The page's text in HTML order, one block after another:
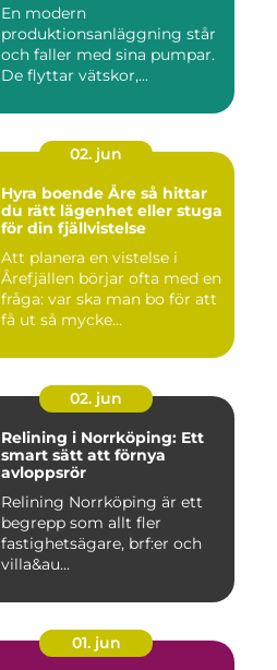
En modern
produktionsanläggning står
och faller med sina pumpar.
De flyttar vätskor,...
02. jun
Hyra boende Åre så hittar
du rätt lägenhet eller stuga
för din fjällvistelse
Att planera en vistelse i
Årefjällen börjar ofta med en
fråga: var ska man bo för att
få ut så mycke...
02. jun
Relining i Norrköping: Ett
smart sätt att förnya
avloppsrör
Relining Norrköping är ett
begrepp som allt fler
fastighetsägare, brf:er och
villa&au...
01. jun